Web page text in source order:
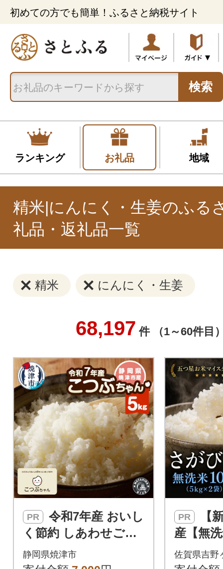
初めての方でも簡単！ふるさと納税サイト
検索
ランキング お礼品 地域
精米|にんにく・生姜のふる
礼品・返礼品一覧
精米 にんにく・生姜
68,197 件 （1～60件目
PR
く節約 しあわせごは
ん お米の小粒ちゃん
5kg(a06-011)
静岡県焼津市
PR
産【無
り
行受付
佐賀県吉野